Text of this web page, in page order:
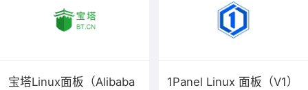
宝塔Linux面板（Alibaba
1Panel Linux 面板（V1）